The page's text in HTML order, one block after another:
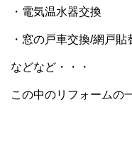
・電気温水器交換
・窓の戸車交換/網戸貼
などなど・・・
この中のリフォームの